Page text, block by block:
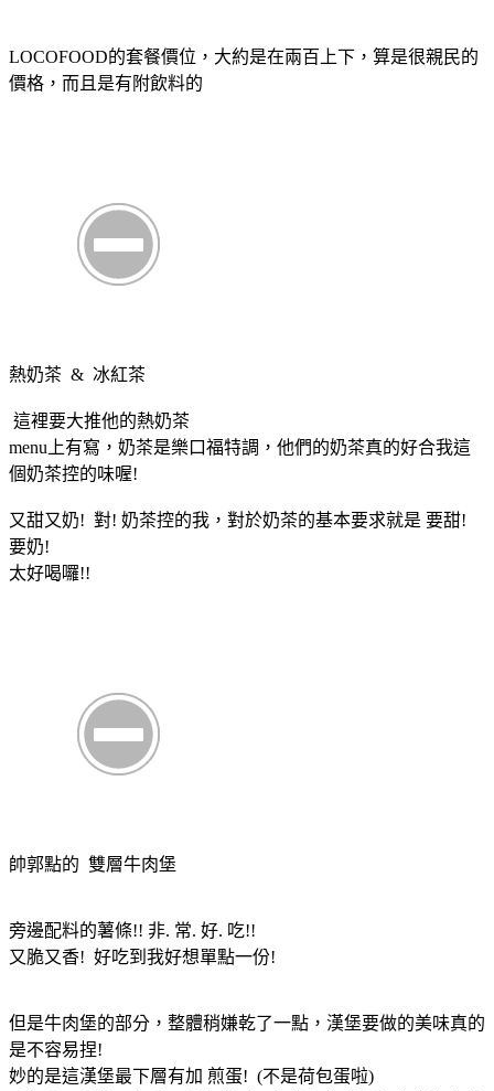
LOCOFOOD的套餐價位，大約是在兩百上下，算是很親民的
價格，而且是有附飲料的
熱奶茶 & 冰紅茶
這裡要大推他的熱奶茶
menu上有寫，奶茶是樂口福特調，他們的奶茶真的好合我這
個奶茶控的味喔!
又甜又奶! 對! 奶茶控的我，對於奶茶的基本要求就是 要甜!
要奶!
太好喝囉!!
帥郭點的 雙層牛肉堡
旁邊配料的薯條!! 非. 常. 好. 吃!!
又脆又香! 好吃到我好想單點一份!
但是牛肉堡的部分，整體稍嫌乾了一點，漢堡要做的美味真的
是不容易捏!
妙的是這漢堡最下層有加 煎蛋! (不是荷包蛋啦)